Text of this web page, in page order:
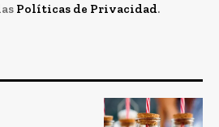
Políticas de Privacidad.